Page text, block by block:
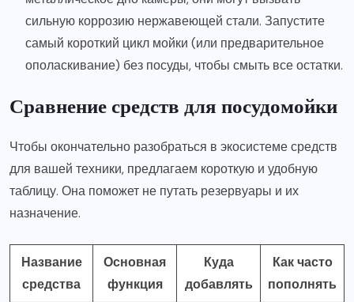
сильную коррозию нержавеющей стали. Запустите
самый короткий цикл мойки (или предварительное
ополаскивание) без посуды, чтобы смыть все остатки.
Сравнение средств для посудомойки
Чтобы окончательно разобраться в экосистеме средств
для вашей техники, предлагаем короткую и удобную
таблицу. Она поможет не путать резервуары и их
назначение.
Название
средства
Основная
функция
Куда
добавлять
Как часто
пополнять